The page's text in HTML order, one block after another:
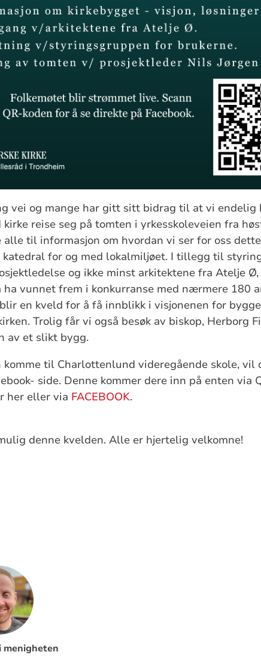
vei og mange har gitt sitt bidrag til at vi endelig
reise seg på tomten i yrkesskoleveien fra
til informasjon om hvordan vi ser for oss
for og med lokalmiljøet. I tillegg til
og ikke minst arkitektene fra Atelje
vunnet frem i konkurranse med nærmere 180
en kveld for å få innblikk i visjonenen for
Trolig får vi også besøk av biskop, Herborg
av et slikt bygg.
komme til Charlottenlund videregående skole,
side. Denne kommer dere inn på enten via
her eller via FACEBOOK.
denne kvelden. Alle er hjertelig velkomne!
menigheten